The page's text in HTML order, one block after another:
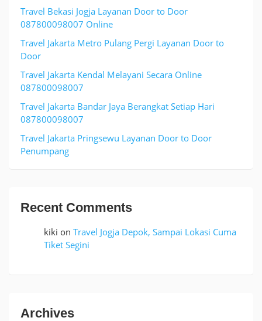
Travel Bekasi Jogja Layanan Door to Door
087800098007 Online
Travel Jakarta Metro Pulang Pergi Layanan Door to
Door
Travel Jakarta Kendal Melayani Secara Online
087800098007
Travel Jakarta Bandar Jaya Berangkat Setiap Hari
087800098007
Travel Jakarta Pringsewu Layanan Door to Door
Penumpang
Recent Comments
kiki on Travel Jogja Depok, Sampai Lokasi Cuma
Tiket Segini
Archives